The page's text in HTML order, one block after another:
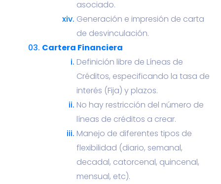
asociado.
Generación e impresión de carta
de desvinculación.
Cartera Financiera
Definición libre de Líneas de
Créditos, especificando la tasa de
interés (Fija) y plazos.
No hay restricción del número de
líneas de créditos a crear.
Manejo de diferentes tipos de
flexibilidad (diario, semanal,
decadal, catorcenal, quincenal,
mensual, etc).